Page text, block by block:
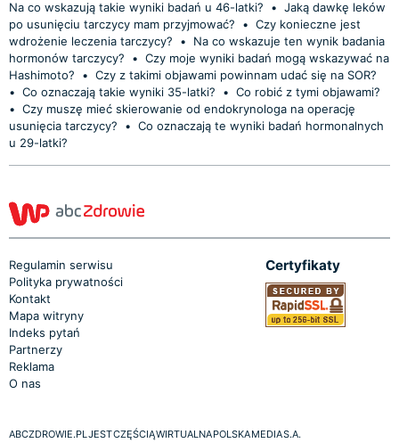
Na co wskazują takie wyniki badań u 46-latki? • Jaką dawkę leków
po usunięciu tarczycy mam przyjmować?
• Czy konieczne jest
wdrożenie leczenia tarczycy?
•
Na co wskazuje ten wynik badania
hormonów tarczycy?
• Czy moje wyniki badań mogą wskazywać na
Hashimoto?
• Czy z takimi objawami powinnam udać się na SOR?
• Co oznaczają takie wyniki 35-latki? • Co robić z tymi objawami?
• Czy muszę mieć skierowanie od endokrynologa na operację
usunięcia tarczycy?
• Co oznaczają te wyniki badań hormonalnych
u 29-latki?
Regulamin serwisu
Polityka prywatności
Kontakt
Mapa witryny
Indeks pytań
Partnerzy
Reklama
O nas
Certyfikaty
ABCZDROWIE.PL JEST CZĘŚCIĄ WIRTUALNA POLSKA MEDIA S.A.